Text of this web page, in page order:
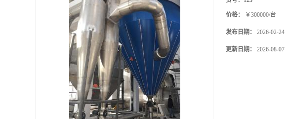
价格： ￥300000/台
发布日期： 2026-02-24
更新日期： 2026-08-07